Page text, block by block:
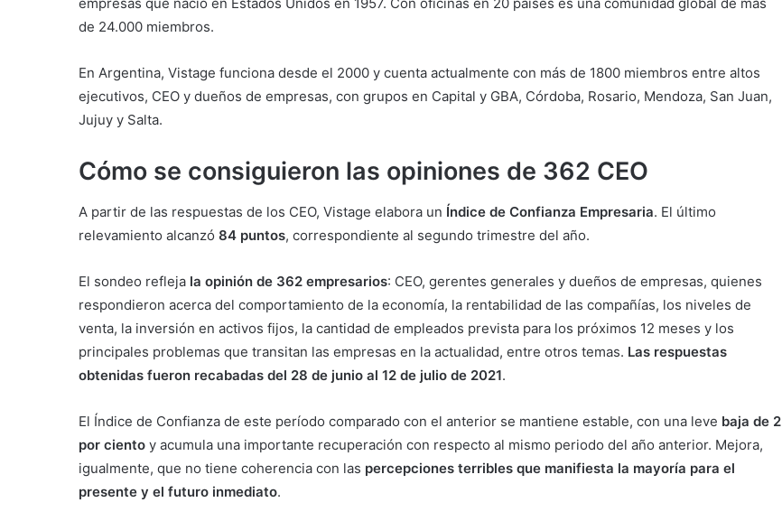
de 24.000 miembros.
En Argentina, Vistage funciona desde el 2000 y cuenta actualmente con más de 1800 miembros entre altos
ejecutivos, CEO y dueños de empresas, con grupos en Capital y GBA, Córdoba, Rosario, Mendoza, San Juan,
Jujuy y Salta.
Cómo se consiguieron las opiniones de 362 CEO
A partir de las respuestas de los CEO, Vistage elabora un Índice de Confianza Empresaria. El último
relevamiento alcanzó 84 puntos, correspondiente al segundo trimestre del año.
El sondeo refleja la opinión de 362 empresarios: CEO, gerentes generales y dueños de empresas, quienes
respondieron acerca del comportamiento de la economía, la rentabilidad de las compañías, los niveles de
venta, la inversión en activos fijos, la cantidad de empleados prevista para los próximos 12 meses y los
principales problemas que transitan las empresas en la actualidad, entre otros temas. Las respuestas
obtenidas fueron recabadas del 28 de junio al 12 de julio de 2021.
El Índice de Confianza de este período comparado con el anterior se mantiene estable, con una leve baja de 2
por ciento y acumula una importante recuperación con respecto al mismo periodo del año anterior. Mejora,
igualmente, que no tiene coherencia con las percepciones terribles que manifiesta la mayoría para el
presente y el futuro inmediato.